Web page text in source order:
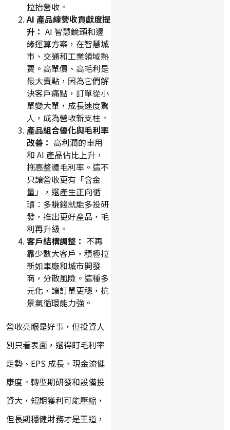
拉抬營收。
AI 產品線營收貢獻度提
升： AI 智慧鏡頭和邊
緣運算方案，在智慧城
市、交通和工業領域熱
賣。高單價、高毛利是
最大賣點，因為它們解
決客戶痛點，訂單從小
單變大單，成長速度驚
人，成為營收新支柱。
產品組合優化與毛利率
改善： 高利潤的車用
和 AI 產品佔比上升，
拖高整體毛利率。這不
只讓營收更有「含金
量」，還產生正向循
環：多賺錢就能多投研
發，推出更好產品，毛
利再升級。
客戶結構調整： 不再
靠少數大客戶，積極拉
新如車廠和城市開發
商，分散風險。這種多
元化，讓訂單更穩，抗
景氣循環能力強。
營收亮眼是好事，但投資人
別只看表面，還得盯毛利率
走勢、EPS 成長、現金流健
康度。轉型期研發和設備投
資大，短期獲利可能壓縮，
但長期穩健財務才是王道，